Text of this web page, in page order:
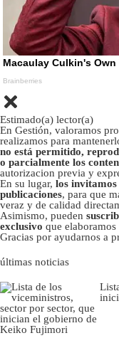
Estimado(a) lector(a)
En Gestión, valoramos
realizamos para
no está permitido,
o parcialmente los
autorizacion previa y
En su lugar, los
publicaciones, para que
veraz y de calidad
Asimismo, pueden
exclusivo que elaboramos
Gracias por ayudarnos a
últimas noticias